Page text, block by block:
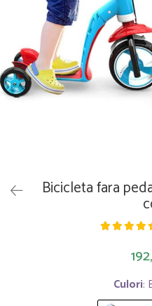
Papusi si accesorii
Trotinete
Trenulete si masinute
Unelte si bancuri de lucru
Bicicleta fara
Culori: